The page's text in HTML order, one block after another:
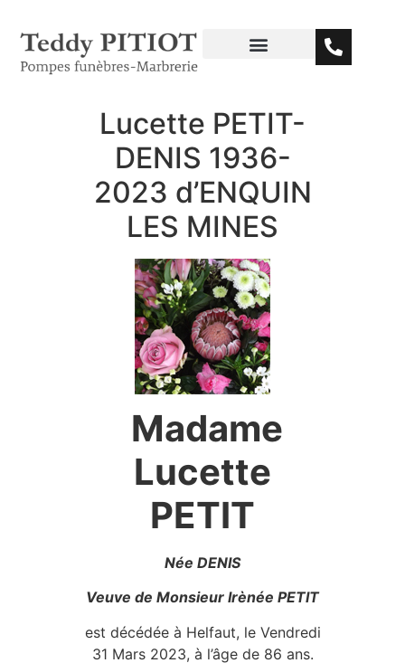
Lucette PETIT-
DENIS 1936-
2023 d’ENQUIN
LES MINES
Madame
Lucette
PETIT
Née DENIS
Veuve de Monsieur Irènée PETIT
est décédée à Helfaut, le Vendredi
31 Mars 2023, à l’âge de 86 ans.